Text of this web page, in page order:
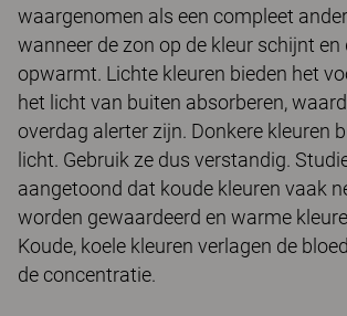
waargenomen als een compleet
wanneer de zon op de kleur schijnt en
opwarmt. Lichte kleuren bieden het
het licht van buiten absorberen,
overdag alerter zijn. Donkere kleuren
licht. Gebruik ze dus verstandig.
aangetoond dat koude kleuren vaak
worden gewaardeerd en warme
Koude, koele kleuren verlagen de
de concentratie.